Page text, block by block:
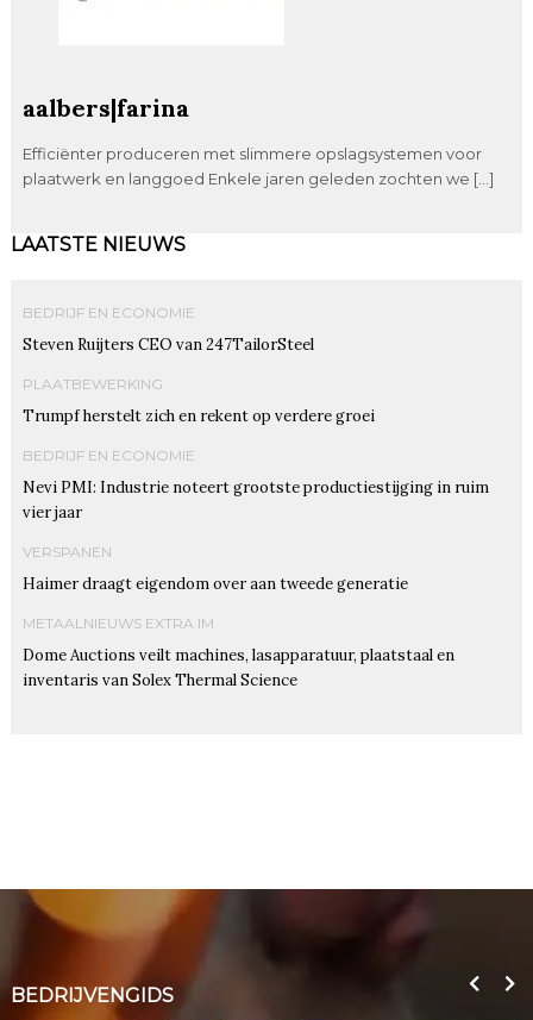
aalbers|farina
Efficiënter produceren met slimmere opslagsystemen voor
plaatwerk en langgoed Enkele jaren geleden zochten we […]
LAATSTE NIEUWS
BEDRIJF EN ECONOMIE
Steven Ruijters CEO van 247TailorSteel
PLAATBEWERKING
Trumpf herstelt zich en rekent op verdere groei
BEDRIJF EN ECONOMIE
Nevi PMI: Industrie noteert grootste productiestijging in ruim
vier jaar
VERSPANEN
Haimer draagt eigendom over aan tweede generatie
METAALNIEUWS EXTRA IM
Dome Auctions veilt machines, lasapparatuur, plaatstaal en
inventaris van Solex Thermal Science
BEDRIJVENGIDS